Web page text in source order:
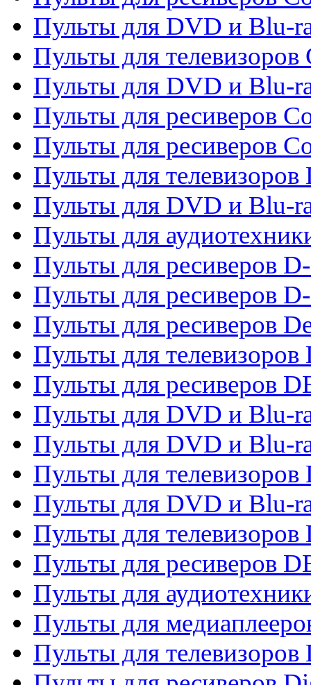
Пульты для DVD и Blu-
Пульты для телевизоров
Пульты для DVD и Blu-
Пульты для ресиверов
Пульты для ресиверов
Пульты для телевизоров
Пульты для DVD и Blu-
Пульты для
Пульты для ресиверов
Пульты для ресиверов
Пульты для ресиверов
Пульты для телевизоров
Пульты для ресиверов
Пульты для DVD и Blu-
Пульты для DVD и Blu-
Пульты для
Пульты для DVD и Blu-
Пульты для телевизоров
Пульты для ресиверов
Пульты для
Пульты для
Пульты для телевизоров